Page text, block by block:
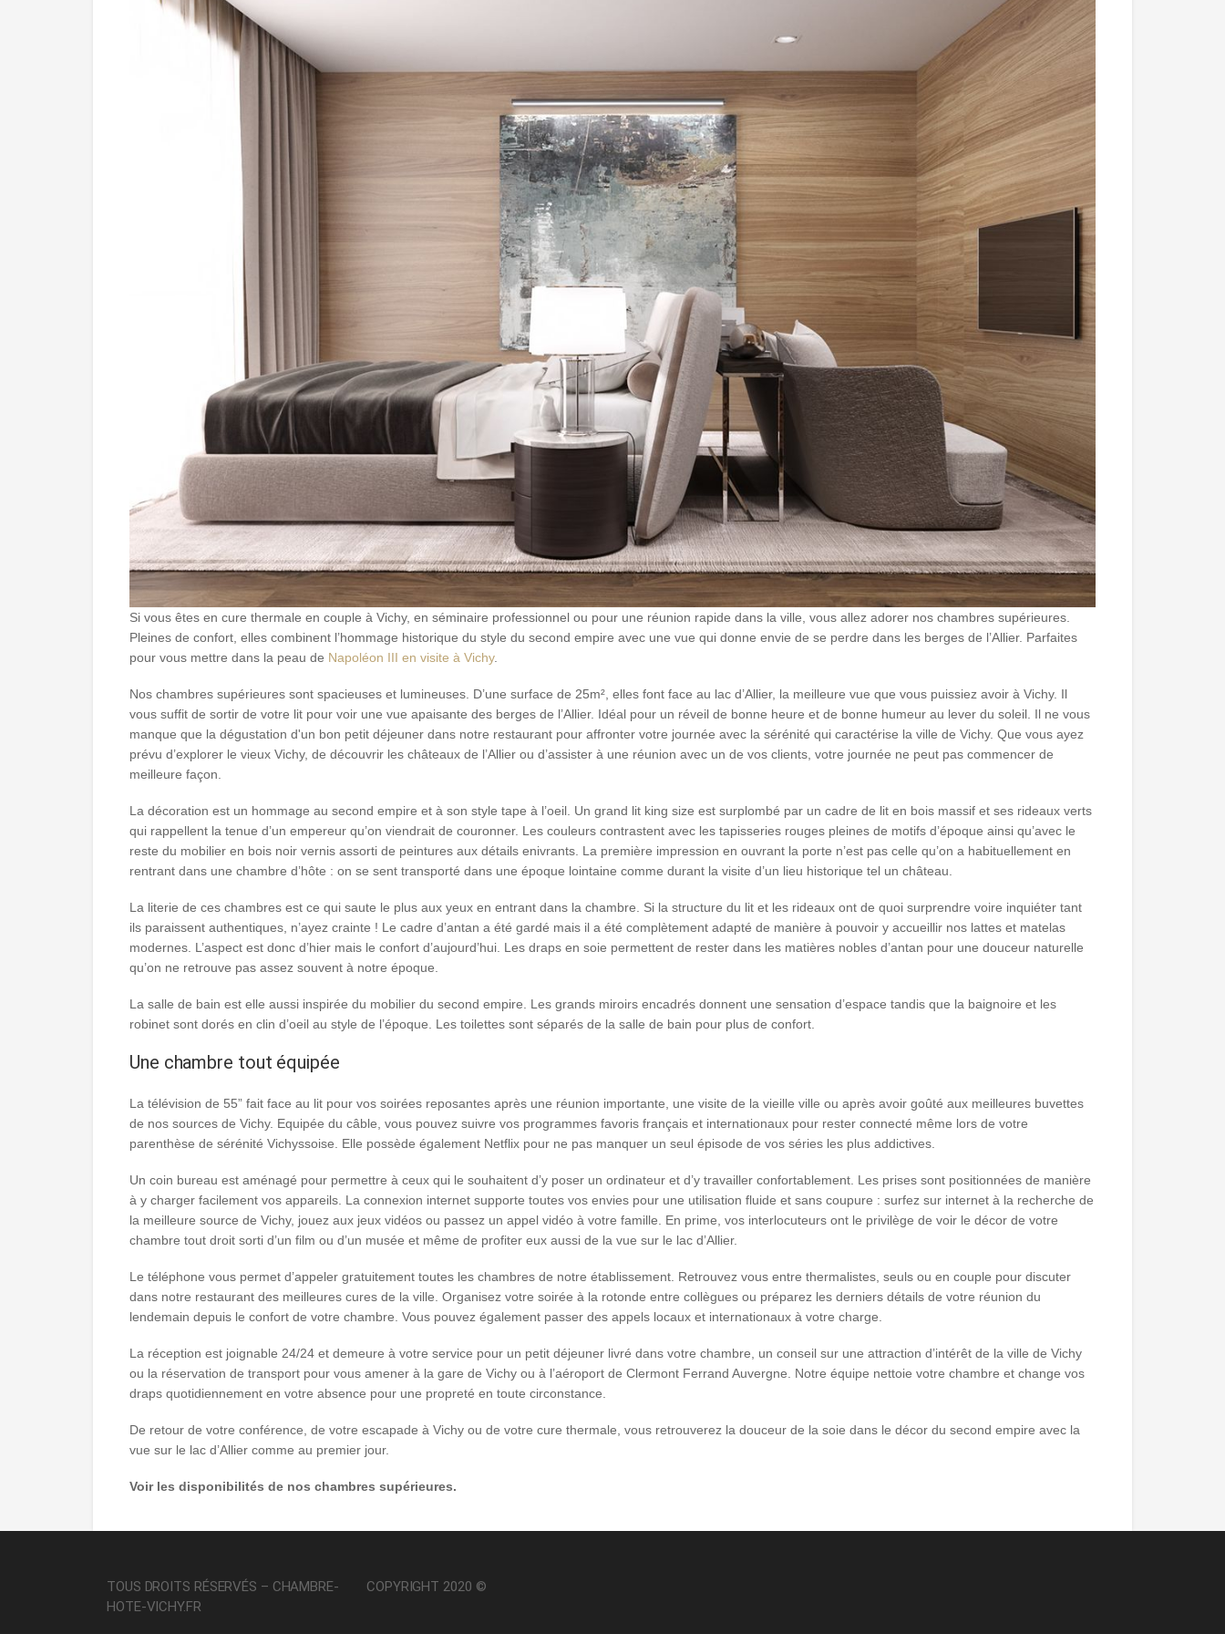
Si vous êtes en cure thermale en couple à Vichy, en séminaire professionnel ou pour une réunion rapide dans la ville, vous allez adorer nos chambres supérieures.
Pleines de confort, elles combinent l’hommage historique du style du second empire avec une vue qui donne envie de se perdre dans les berges de l’Allier. Parfaites
pour vous mettre dans la peau de Napoléon III en visite à Vichy.
Nos chambres supérieures sont spacieuses et lumineuses. D’une surface de 25m², elles font face au lac d’Allier, la meilleure vue que vous puissiez avoir à Vichy. Il
vous suffit de sortir de votre lit pour voir une vue apaisante des berges de l’Allier. Idéal pour un réveil de bonne heure et de bonne humeur au lever du soleil. Il ne vous
manque que la dégustation d'un bon petit déjeuner dans notre restaurant pour affronter votre journée avec la sérénité qui caractérise la ville de Vichy. Que vous ayez
prévu d’explorer le vieux Vichy, de découvrir les châteaux de l’Allier ou d’assister à une réunion avec un de vos clients, votre journée ne peut pas commencer de
meilleure façon.
La décoration est un hommage au second empire et à son style tape à l’oeil. Un grand lit king size est surplombé par un cadre de lit en bois massif et ses rideaux verts
qui rappellent la tenue d’un empereur qu’on viendrait de couronner. Les couleurs contrastent avec les tapisseries rouges pleines de motifs d’époque ainsi qu’avec le
reste du mobilier en bois noir vernis assorti de peintures aux détails enivrants. La première impression en ouvrant la porte n’est pas celle qu’on a habituellement en
rentrant dans une chambre d’hôte : on se sent transporté dans une époque lointaine comme durant la visite d’un lieu historique tel un château.
La literie de ces chambres est ce qui saute le plus aux yeux en entrant dans la chambre. Si la structure du lit et les rideaux ont de quoi surprendre voire inquiéter tant
ils paraissent authentiques, n’ayez crainte ! Le cadre d’antan a été gardé mais il a été complètement adapté de manière à pouvoir y accueillir nos lattes et matelas
modernes. L’aspect est donc d’hier mais le confort d’aujourd’hui. Les draps en soie permettent de rester dans les matières nobles d’antan pour une douceur naturelle
qu’on ne retrouve pas assez souvent à notre époque.
La salle de bain est elle aussi inspirée du mobilier du second empire. Les grands miroirs encadrés donnent une sensation d’espace tandis que la baignoire et les
robinet sont dorés en clin d’oeil au style de l’époque. Les toilettes sont séparés de la salle de bain pour plus de confort.
Une chambre tout équipée
La télévision de 55” fait face au lit pour vos soirées reposantes après une réunion importante, une visite de la vieille ville ou après avoir goûté aux meilleures buvettes
de nos sources de Vichy. Equipée du câble, vous pouvez suivre vos programmes favoris français et internationaux pour rester connecté même lors de votre
parenthèse de sérénité Vichyssoise. Elle possède également Netflix pour ne pas manquer un seul épisode de vos séries les plus addictives.
Un coin bureau est aménagé pour permettre à ceux qui le souhaitent d’y poser un ordinateur et d’y travailler confortablement. Les prises sont positionnées de manière
à y charger facilement vos appareils. La connexion internet supporte toutes vos envies pour une utilisation fluide et sans coupure : surfez sur internet à la recherche de
la meilleure source de Vichy, jouez aux jeux vidéos ou passez un appel vidéo à votre famille. En prime, vos interlocuteurs ont le privilège de voir le décor de votre
chambre tout droit sorti d’un film ou d’un musée et même de profiter eux aussi de la vue sur le lac d’Allier.
Le téléphone vous permet d’appeler gratuitement toutes les chambres de notre établissement. Retrouvez vous entre thermalistes, seuls ou en couple pour discuter
dans notre restaurant des meilleures cures de la ville. Organisez votre soirée à la rotonde entre collègues ou préparez les derniers détails de votre réunion du
lendemain depuis le confort de votre chambre. Vous pouvez également passer des appels locaux et internationaux à votre charge.
La réception est joignable 24/24 et demeure à votre service pour un petit déjeuner livré dans votre chambre, un conseil sur une attraction d’intérêt de la ville de Vichy
ou la réservation de transport pour vous amener à la gare de Vichy ou à l’aéroport de Clermont Ferrand Auvergne. Notre équipe nettoie votre chambre et change vos
draps quotidiennement en votre absence pour une propreté en toute circonstance.
De retour de votre conférence, de votre escapade à Vichy ou de votre cure thermale, vous retrouverez la douceur de la soie dans le décor du second empire avec la
vue sur le lac d’Allier comme au premier jour.
Voir les disponibilités de nos chambres supérieures.
TOUS DROITS RÉSERVÉS – CHAMBRE-
HOTE-VICHY.FR
COPYRIGHT 2020 ©